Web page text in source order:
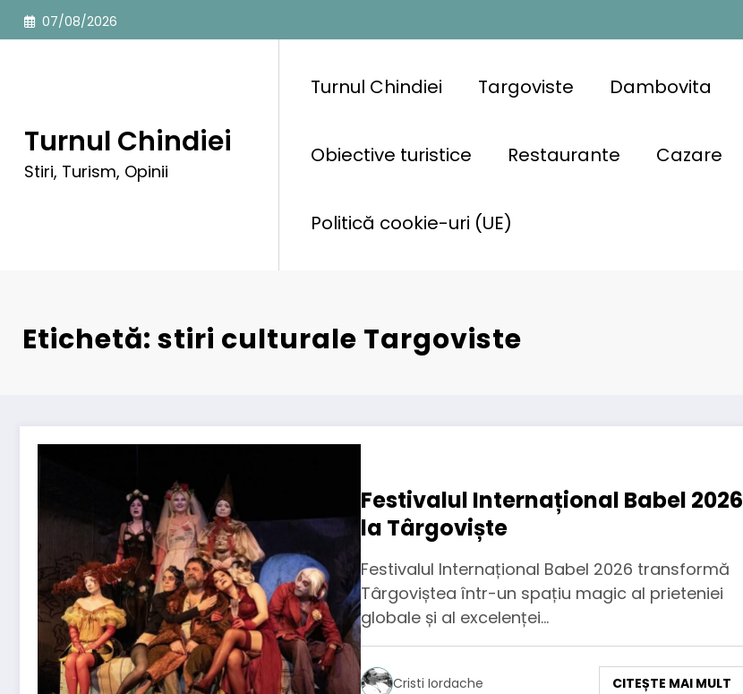
07/08/2026
Turnul Chindiei
Stiri, Turism, Opinii
Turnul Chindiei Targoviste Dambovita
Obiective turistice Restaurante Cazare
Politică cookie-uri (UE)
Etichetă: stiri culturale Targoviste
Festivalul Internațional Babel 2026
la Târgoviște
Festivalul Internațional Babel 2026 transformă
Târgoviștea într-un spațiu magic al prieteniei
globale și al excelenței…
Cristi Iordache CITEȘTE MAI MULT